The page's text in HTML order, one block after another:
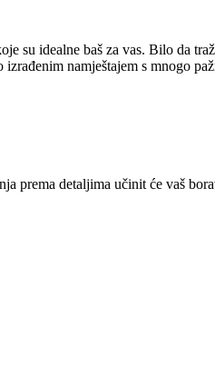
su idealne baš za vas. Bilo da
namještajem s mnogo
prema detaljima učinit će vaš